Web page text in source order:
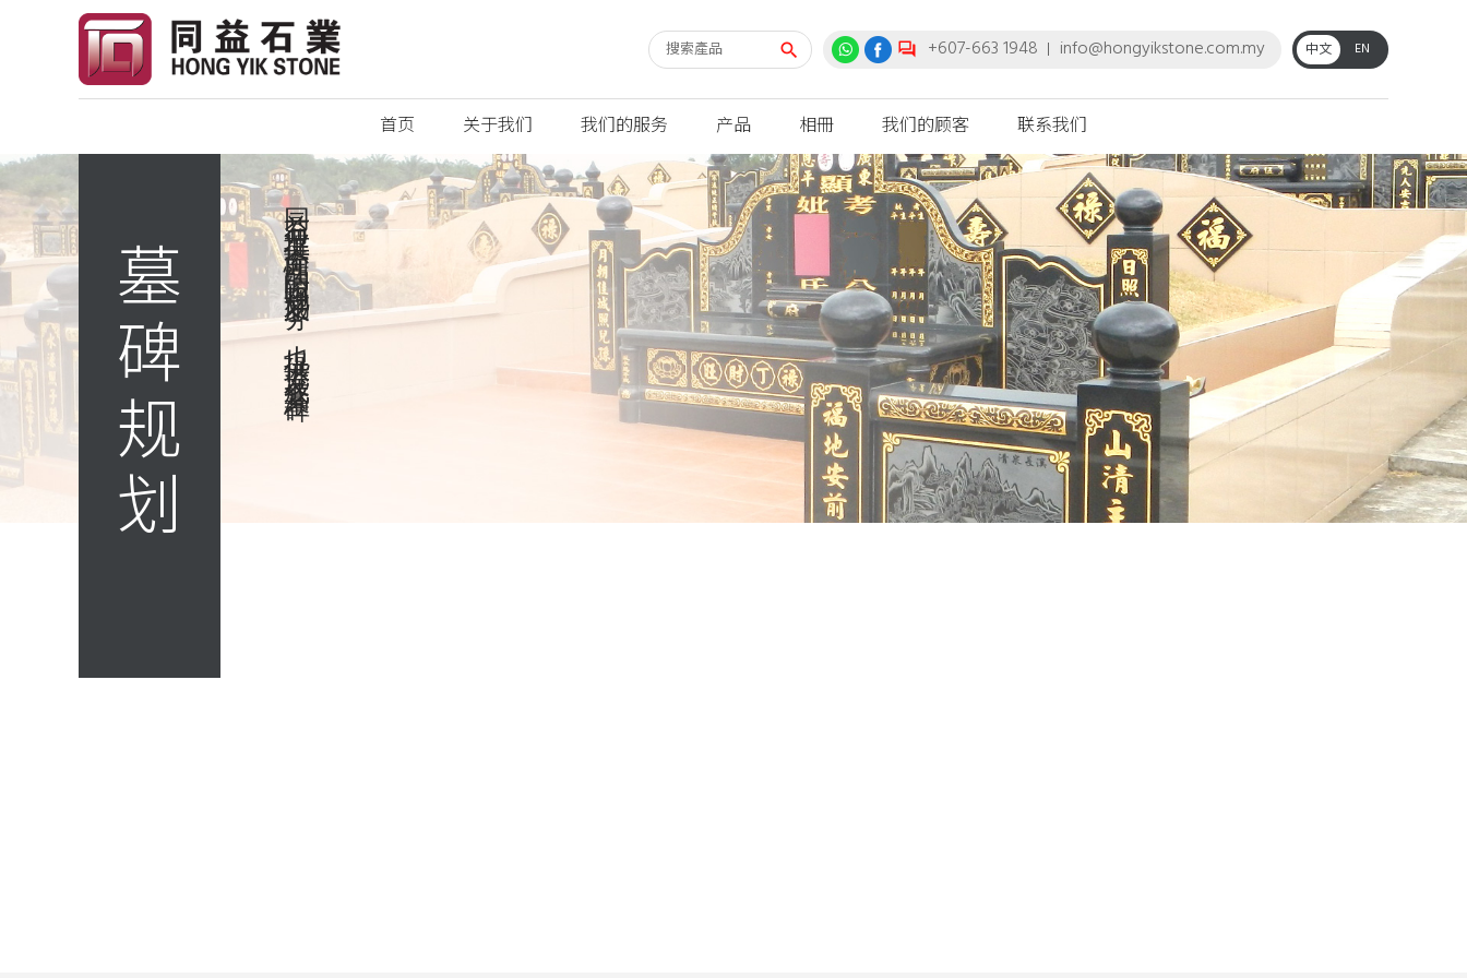
+607-663 1948 info@hongyikstone.com.my 中文 EN
首页 关于我们 我们的服务 产品 相冊 我们的顾客 联系我们
墓碑规划 同益石业提供全面性的陵园规划服务，也提供批发成套墓碑。